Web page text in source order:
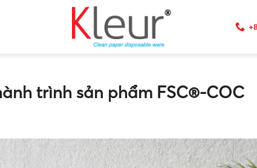
trình sản phẩm FSC®-COC